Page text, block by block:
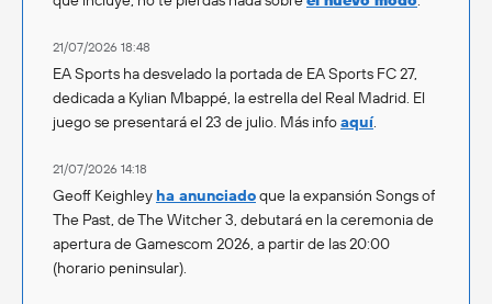
21/07/2026 18:48
EA Sports ha desvelado la portada de EA Sports FC 27,
dedicada a Kylian Mbappé, la estrella del Real Madrid. El
juego se presentará el 23 de julio. Más infoaquí.
21/07/2026 14:18
Geoff Keighley ha anunciadoque la expansión Songs of
The Past, de The Witcher 3, debutará en la ceremonia de
apertura de Gamescom 2026, a partir de las 20:00
(horario peninsular).